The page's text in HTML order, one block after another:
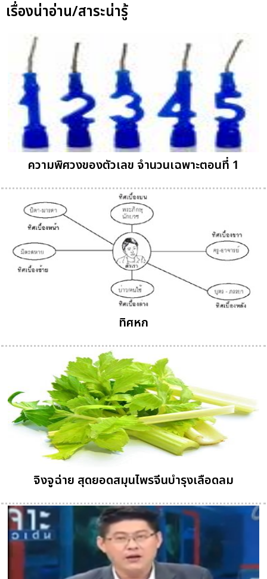
เรื่องน่าอ่าน/สาระน่ารู้
ความพิศวงของตัวเลข จำนวนเฉพาะตอนที่ 1
ทิศหก
จิงจูฉ่าย สุดยอดสมุนไพรจีนบำรุงเลือดลม